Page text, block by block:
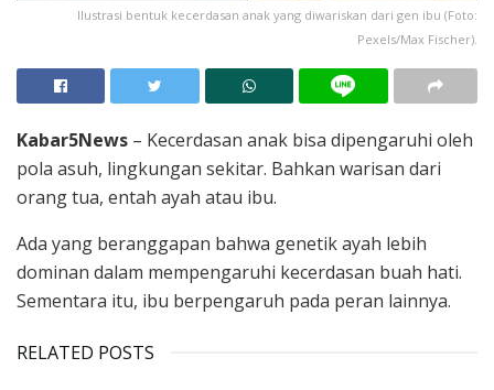
Ilustrasi bentuk kecerdasan anak yang diwariskan dari gen ibu (Foto:
Pexels/Max Fischer).
Kabar5News – Kecerdasan anak bisa dipengaruhi oleh
pola asuh, lingkungan sekitar. Bahkan warisan dari
orang tua, entah ayah atau ibu.
Ada yang beranggapan bahwa genetik ayah lebih
dominan dalam mempengaruhi kecerdasan buah hati.
Sementara itu, ibu berpengaruh pada peran lainnya.
RELATED POSTS